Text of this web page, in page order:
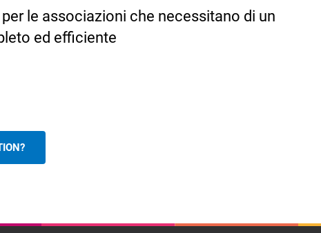
le associazioni che necessitano di un
ed efficiente